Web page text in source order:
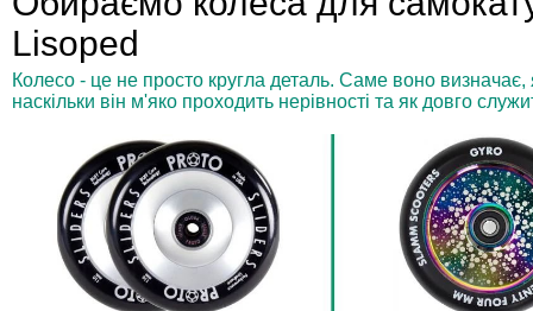
Lisoped
Колесо - це не просто кругла деталь. Саме воно
наскільки він м'яко проходить нерівності та як довго